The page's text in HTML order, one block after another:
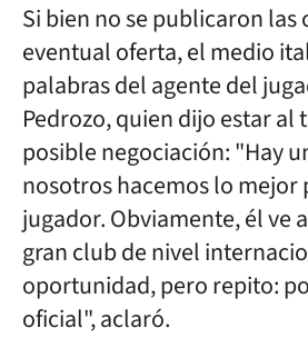
Si bien no se publicaron las
eventual oferta, el medio
palabras del agente del
Pedrozo, quien dijo estar al
posible negociación: "Hay
nosotros hacemos lo mejor
jugador. Obviamente, él ve
gran club de nivel
oportunidad, pero repito:
oficial", aclaró.